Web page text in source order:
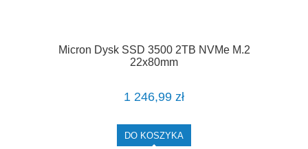
Micron Dysk SSD 3500 2TB NVMe M.2
22x80mm
1 246,99 zł
DO KOSZYKA